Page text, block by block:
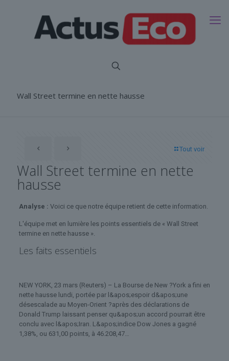
Wall Street termine en nette hausse
Tout voir
Wall Street termine en nette
hausse
Analyse : Voici ce que notre équipe retient de cette information.
L'équipe met en lumière les points essentiels de « Wall Street
termine en nette hausse ».
Les faits essentiels
NEW YORK, 23 mars (Reuters) – La Bourse de New ?York a fini en
nette hausse lundi, portée par l&apos;espoir d&apos;une
désescalade au Moyen-Orient ?après des déclarations de
Donald Trump laissant penser qu&apos;un accord pourrait être
conclu avec l&apos;Iran. L&apos;indice Dow Jones a gagné
1,38%, ou 631,00 points, à 46.208,47…